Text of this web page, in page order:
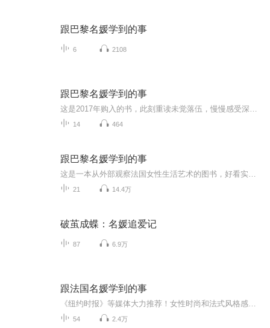
跟巴黎名媛学到的事
6 2108
跟巴黎名媛学到的事
14 464
跟巴黎名媛学到的事
21 14.4万
破茧成蝶：名媛追爱记
87 6.9万
跟法国名媛学到的事
54 2.4万